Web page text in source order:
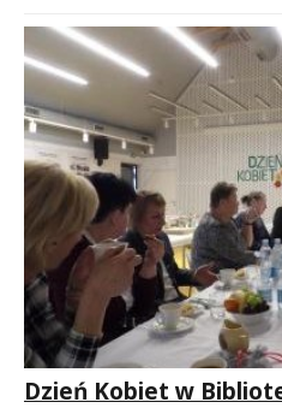
Dzień Kobiet w